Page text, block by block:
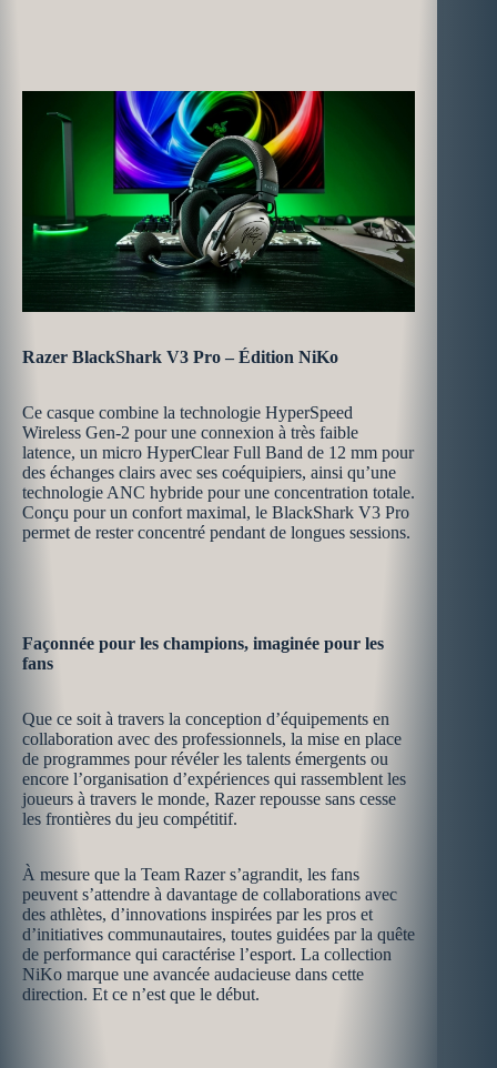
Razer BlackShark V3 Pro – Édition NiKo
Ce casque combine la technologie HyperSpeed
Wireless Gen-2 pour une connexion à très faible
latence, un micro HyperClear Full Band de 12 mm pour
des échanges clairs avec ses coéquipiers, ainsi qu’une
technologie ANC hybride pour une concentration totale.
Conçu pour un confort maximal, le BlackShark V3 Pro
permet de rester concentré pendant de longues sessions.
Façonnée pour les champions, imaginée pour les
fans
Que ce soit à travers la conception d’équipements en
collaboration avec des professionnels, la mise en place
de programmes pour révéler les talents émergents ou
encore l’organisation d’expériences qui rassemblent les
joueurs à travers le monde, Razer repousse sans cesse
les frontières du jeu compétitif.
À mesure que la Team Razer s’agrandit, les fans
peuvent s’attendre à davantage de collaborations avec
des athlètes, d’innovations inspirées par les pros et
d’initiatives communautaires, toutes guidées par la quête
de performance qui caractérise l’esport. La collection
NiKo marque une avancée audacieuse dans cette
direction. Et ce n’est que le début.